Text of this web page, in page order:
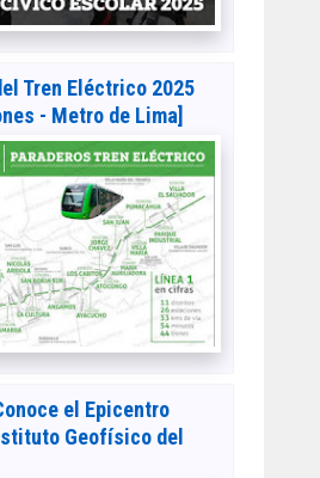
Tren Eléctrico 2025
- Metro de Lima]
el Epicentro
Geofísico del